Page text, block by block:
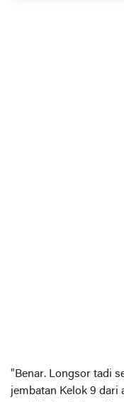
"Benar. Longsor tadi
jembatan Kelok 9 dari